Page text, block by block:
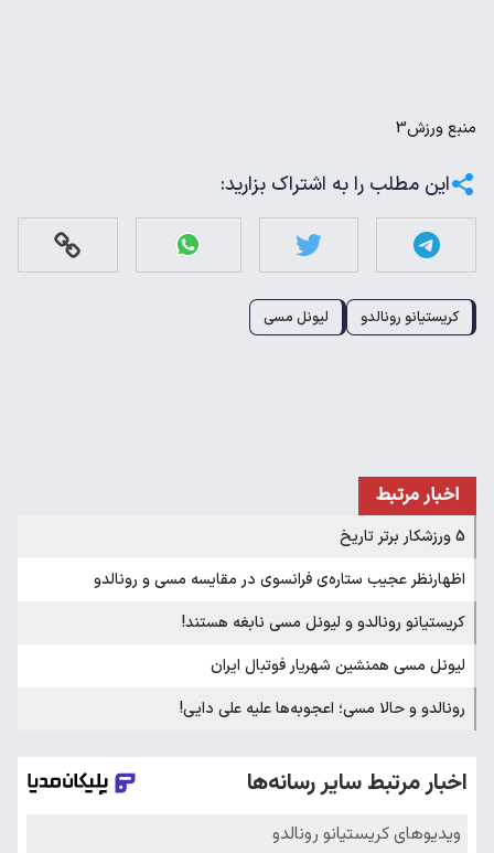
منبعورزش3
این مطلب را به اشتراک بزارید:
کریستیانو رونالدو لیونل مسی
اخبار مرتبط
5 ورزشکار برتر تاریخ
اظهارنظر عجیب ستاره‌ی فرانسوی در مقایسه مسی و رونالدو
کریستیانو رونالدو و لیونل مسی نابغه هستند!
لیونل مسی همنشین شهریار فوتبال ایران
رونالدو و حالا مسی؛ اعجوبه‌ها علیه علی دایی!